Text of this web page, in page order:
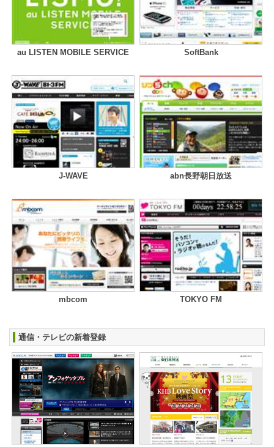
au LISTEN MOBILE SERVICE SoftBank
J-WAVE abn長野朝日放送
mbcom TOKYO FM
通信・テレビの新着登録